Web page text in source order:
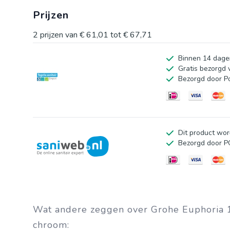
deze voordelen maken de Grohe Euphoria
Kleur: chroom * Aantal straalsoorten: 3 * Inclusief
standaard doucheslangen. * Eenvoudig te
douche kalkvrij en garandeert een langere
Prijzen
2 prijzen van € 61,01 tot€ 67,71
Binnen 14
Gratis bezorgd
Bezorgd door
Dit product
Bezorgd door
Wat andere zeggen over Grohe
chroom: